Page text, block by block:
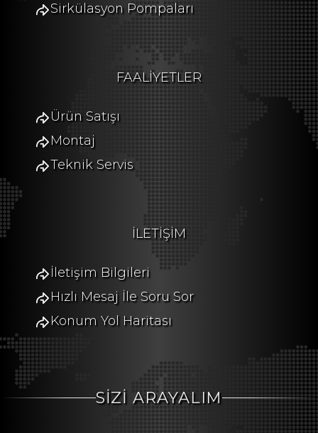
Sirkülasyon Pompaları
FAALİYETLER
Ürün Satışı
Montaj
Teknik Servis
İLETİŞİM
İletişim Bilgileri
Hızlı Mesaj İle Soru Sor
Konum Yol Haritası
SİZİ ARAYALIM